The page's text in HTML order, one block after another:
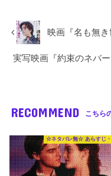
映画『名も無
実写映画『約束のネバ
RECOMMEND こちら
☆ネタバレ無☆ あらすじ